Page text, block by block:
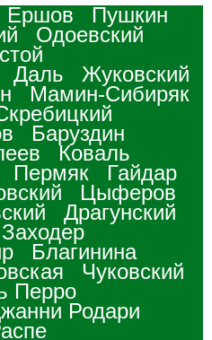
Ершов
Пушкин
Одоевский
Даль
Жуковский
Мамин-Сибиряк
Баруздин
Коваль
Пермяк
Гайдар
Цыферов
Драгунский
Заходер
Благинина
Чуковский
Перро
Родари